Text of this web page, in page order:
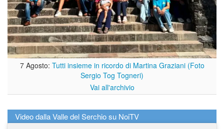
7 Agosto: Tutti insieme in ricordo di Martina Graziani (Foto
Sergio Tog Togneri)
Vai all'archivio
Video dalla Valle del Serchio su NoiTV